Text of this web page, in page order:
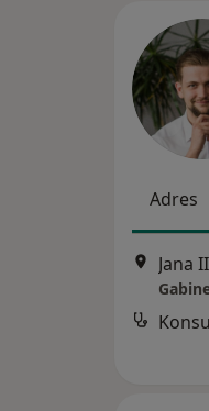
Adres
Jana